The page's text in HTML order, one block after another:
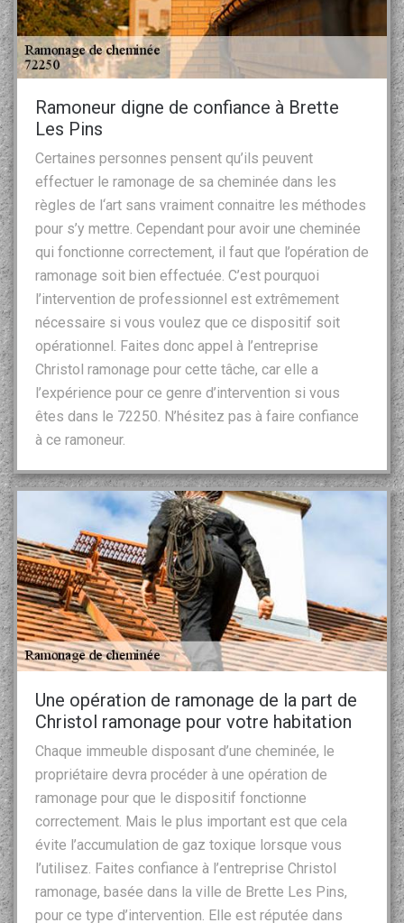
Ramoneur digne de confiance à Brette
Les Pins
Certaines personnes pensent qu’ils peuvent
effectuer le ramonage de sa cheminée dans les
règles de l‘art sans vraiment connaitre les méthodes
pour s’y mettre. Cependant pour avoir une cheminée
qui fonctionne correctement, il faut que l’opération de
ramonage soit bien effectuée. C’est pourquoi
l’intervention de professionnel est extrêmement
nécessaire si vous voulez que ce dispositif soit
opérationnel. Faites donc appel à l’entreprise
Christol ramonage pour cette tâche, car elle a
l’expérience pour ce genre d’intervention si vous
êtes dans le 72250. N’hésitez pas à faire confiance
à ce ramoneur.
Une opération de ramonage de la part de
Christol ramonage pour votre habitation
Chaque immeuble disposant d’une cheminée, le
propriétaire devra procéder à une opération de
ramonage pour que le dispositif fonctionne
correctement. Mais le plus important est que cela
évite l’accumulation de gaz toxique lorsque vous
l’utilisez. Faites confiance à l’entreprise Christol
ramonage, basée dans la ville de Brette Les Pins,
pour ce type d’intervention. Elle est réputée dans